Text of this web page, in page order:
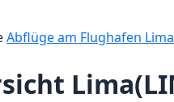
Abflüge am Flughafen